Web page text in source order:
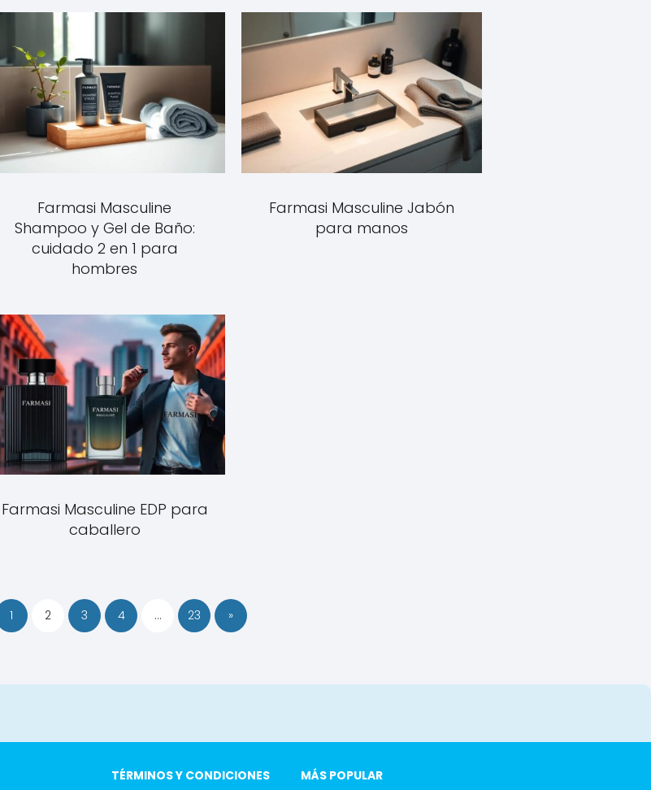
Farmasi Masculine
Shampoo y Gel de Baño:
cuidado 2 en 1 para
hombres
Farmasi Masculine Jabón
para manos
Farmasi Masculine EDP para
caballero
1 2 3 4 … 23 »
TÉRMINOS Y CONDICIONES MÁS POPULAR